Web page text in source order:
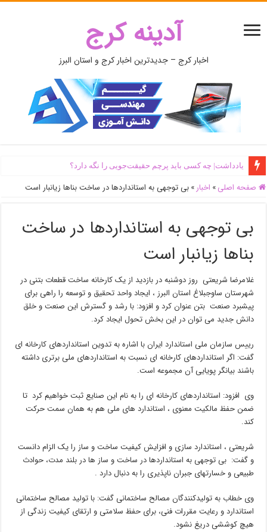
آدینه کرج
اخبار کرج – جدیدترین اخبار کرج و استان البرز
یادداشت| ‌چه کسی باید پرچم حقیقت‌جویی را نگه دارد؟
صفحه اصلی » اخبار » بی توجهی به استانداردها در ساخت بناها زیانبار است
بی توجهی به استانداردها در ساخت
بناها زیانبار است
غلامرضا شریعتی روز دوشنبه در بازدید از یک کارخانه ساخت قطعات بتنی در
شهرستان ساوجبلاغ استان البرز ، ایجاد واحد تحقیق و توسعه را راهی برای
پیشبرد صنعت بتن عنوان کرد و افزود: با رشد و گسترش این صنعت و خلق
دانش جدید می توان در این بخش تحول ایجاد کرد.
رییس سازمان ملی استاندارد ایران با اشاره به تدوین استانداردهای کارخانه ای
گفت: اگر استانداردهای کارخانه ای نسبت به استانداردهای ملی برتری داشته
باشند بیانگر پویایی آن مجموعه است.
وی افزود: استانداردهای کارخانه ای را به نام این صنایع ثبت خواهیم کرد تا
ضمن حفظ مالکیت معنوی ، استاندارد های ملی هم به همان سمت حرکت
کند.
شریعتی ، استاندارد سازی و افزایش کیفیت ساخت و ساز را یک الزام دانست
و گفت: بی توجهی به استانداردها در ساخت و ساز ها در بلند مدت، حوادث
طبیعی و خسارتهای جبران ناپذیری را به دنبال دارد .
وی خطاب به تولیدکنندگان مصالح ساختمانی گفت: با تولید مصالح ساختمانی
استاندارد و رعایت مقررات فنی، برای حفظ سلامتی و ارتقای کیفیت زندگی از
هیچ کوششی دریغ نشود.